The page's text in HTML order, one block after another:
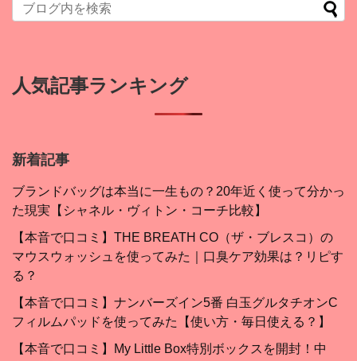
人気記事ランキング
新着記事
ブランドバッグは本当に一生もの？20年近く使って分かっ
た現実【シャネル・ヴィトン・コーチ比較】
【本音で口コミ】THE BREATH CO（ザ・ブレスコ）の
マウスウォッシュを使ってみた｜口臭ケア効果は？リピす
る？
【本音で口コミ】ナンバーズイン5番 白玉グルタチオンC
フィルムパッドを使ってみた【使い方・毎日使える？】
【本音で口コミ】My Little Box特別ボックスを開封！中